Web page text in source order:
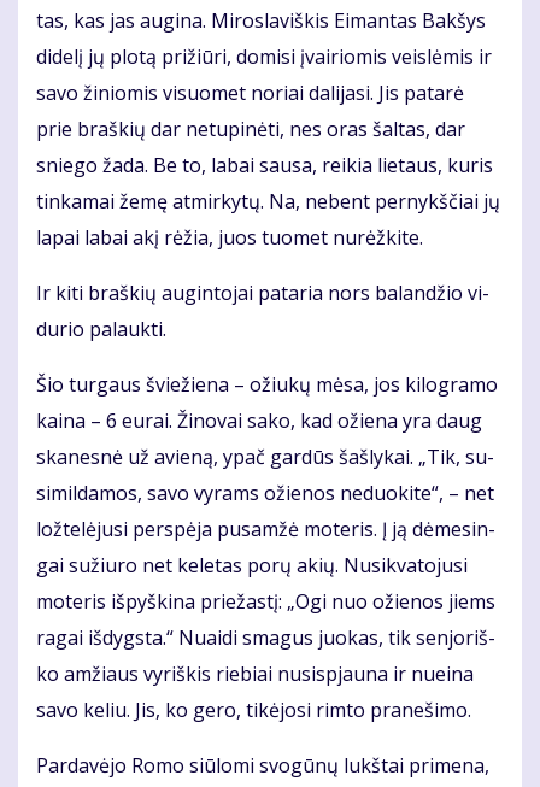
tas, kas jas au­gi­na. Mi­ros­la­viš­kis Ei­man­tas Bak­šys
di­de­lį jų plo­tą pri­žiū­ri, do­mi­si įvai­rio­mis veis­lė­mis ir
sa­vo ži­nio­mis vi­suo­met no­riai da­li­ja­si. Jis pa­ta­rė
prie braš­kių dar ne­tu­pi­nė­ti, nes oras šal­tas, dar
snie­go ža­da. Be to, la­bai sau­sa, rei­kia lie­taus, ku­ris
tin­ka­mai že­mę at­mir­ky­tų. Na, ne­bent per­nykš­čiai jų
la­pai la­bai akį rė­žia, juos tuo­met nu­rėž­ki­te.
Ir ki­ti braš­kių au­gin­to­jai pa­ta­ria nors ba­lan­džio vi­
du­rio pa­lauk­ti.
Šio tur­gaus švie­žie­na – ožiu­kų mė­sa, jos ki­log­ra­mo
kai­na – 6 eu­rai. Ži­no­vai sa­ko, kad ožie­na yra daug
ska­nes­nė už avie­ną, ypač gar­dūs šaš­ly­kai. „Tik, su­
si­mil­da­mos, sa­vo vy­rams ožie­nos ne­duo­ki­te“, – net
lož­te­lė­ju­si per­spė­ja pus­am­žė mo­te­ris. Į ją dė­me­sin­
gai su­žiu­ro net ke­le­tas po­rų akių. Nu­si­kva­to­ju­si
mo­te­ris iš­pyš­ki­na prie­žas­tį: „Ogi nuo ožie­nos jiems
ra­gai iš­dygs­ta.“ Nu­ai­di sma­gus juo­kas, tik sen­jo­riš­
ko am­žiaus vy­riš­kis rie­biai nu­si­spjau­na ir nu­ei­na
sa­vo ke­liu. Jis, ko ge­ro, ti­kė­jo­si rim­to pra­ne­ši­mo.
Par­da­vė­jo Ro­mo siū­lo­mi svo­gū­nų lukš­tai pri­me­na,